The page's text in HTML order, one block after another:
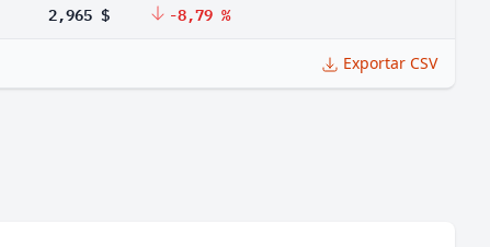
2,965 $ -8,79 %
Exportar CSV